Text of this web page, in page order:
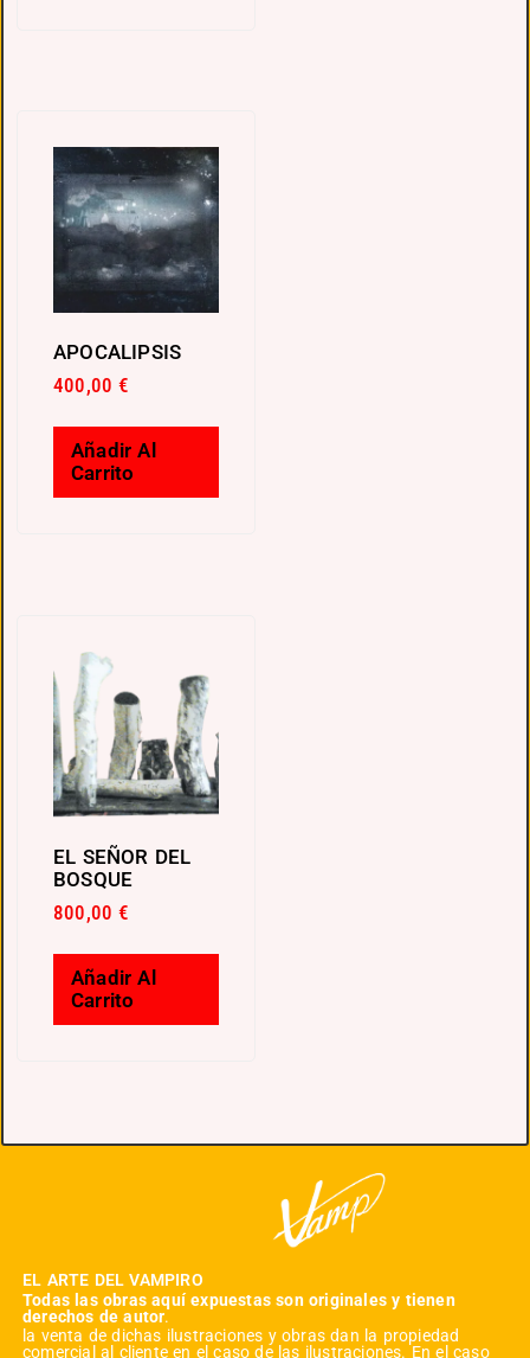
APOCALIPSIS
400,00€
Añadir Al
Carrito
EL SEÑOR DEL
BOSQUE
800,00€
Añadir Al
Carrito
EL ARTE DEL VAMPIRO
Todas las obras aquí expuestas son originales y tienen
derechos de autor.
la venta de dichas ilustraciones y obras dan la propiedad
comercial al cliente en el caso de las ilustraciones. En el caso